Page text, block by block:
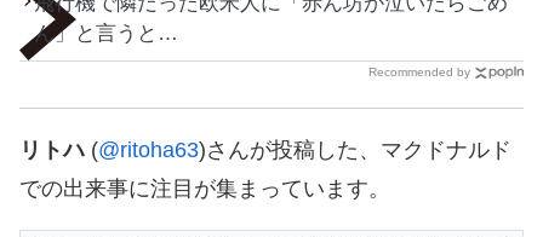
ん」と言うと…
Recommended by
リトハ (@ritoha63)さんが投稿した、マクドナルド
での出来事に注目が集まっています。